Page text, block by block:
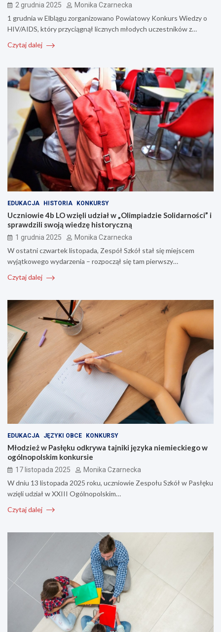
2 grudnia 2025 Monika Czarnecka
1 grudnia w Elblągu zorganizowano Powiatowy Konkurs Wiedzy o
HIV/AIDS, który przyciągnął licznych młodych uczestników z…
Czytaj dalej
EDUKACJA HISTORIA KONKURSY
Uczniowie 4b LO wzięli udział w „Olimpiadzie Solidarności” i
sprawdzili swoją wiedzę historyczną
1 grudnia 2025 Monika Czarnecka
W ostatni czwartek listopada, Zespół Szkół stał się miejscem
wyjątkowego wydarzenia – rozpoczął się tam pierwszy…
Czytaj dalej
EDUKACJA JĘZYKI OBCE KONKURSY
Młodzież w Pasłęku odkrywa tajniki języka niemieckiego w
ogólnopolskim konkursie
17 listopada 2025 Monika Czarnecka
W dniu 13 listopada 2025 roku, uczniowie Zespołu Szkół w Pasłęku
wzięli udział w XXIII Ogólnopolskim…
Czytaj dalej